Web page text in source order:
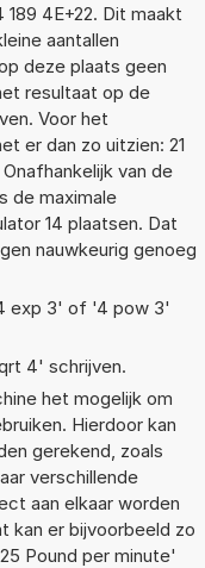
189 4E+22. Dit maakt
aantallen
deze plaats geen
resultaat op de
Voor het
er dan zo uitzien: 21
van de
de maximale
14 plaatsen. Dat
nauwkeurig genoeg
exp 3' of '4 pow 3'
4' schrijven.
het mogelijk om
Hierdoor kan
gerekend, zoals
verschillende
aan elkaar worden
kan er bijvoorbeeld zo
Pound per minute'